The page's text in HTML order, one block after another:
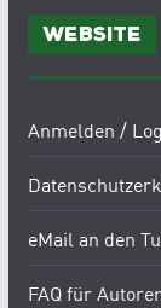
Website
Anmelden /
eMail an den
FAQ für